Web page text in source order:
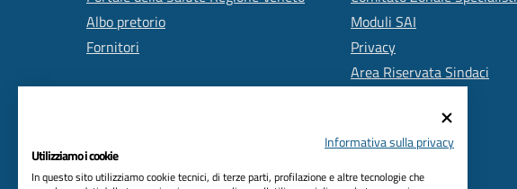
Albo pretorio
Fornitori
Moduli SAI
Privacy
Area Riservata Sindaci
Informativa sulla privacy
Utilizziamo i cookie
In questo sito utilizziamo cookie tecnici, di terze parti, profilazione e altre tecnologie che